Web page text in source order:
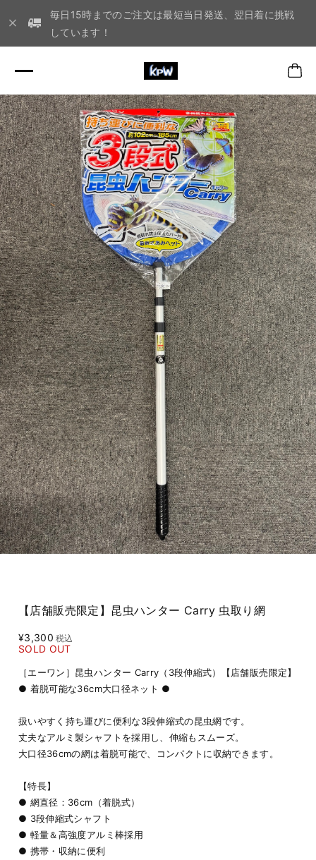
毎日15時までのご注文は最短当日発送、翌日着に挑戦
しています！
【店舗販売限定】昆虫ハンター Carry 虫取り網
¥3,300 税込
SOLD OUT
［エーワン］昆虫ハンター Carry（3段伸縮式）【店舗販売限定】
● 着脱可能な36cm大口径ネット ●
扱いやすく持ち運びに便利な3段伸縮式の昆虫網です。
丈夫なアルミ製シャフトを採用し、伸縮もスムーズ。
大口径36cmの網は着脱可能で、コンパクトに収納できます。
【特長】
● 網直径：36cm（着脱式）
● 3段伸縮式シャフト
● 軽量＆高強度アルミ棒採用
● 携帯・収納に便利